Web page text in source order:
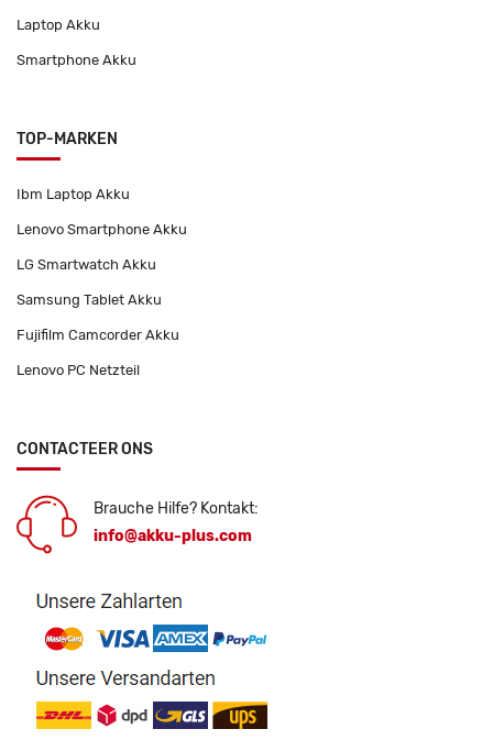
Laptop Akku
Smartphone Akku
TOP-MARKEN
Ibm Laptop Akku
Lenovo Smartphone Akku
LG Smartwatch Akku
Samsung Tablet Akku
Fujifilm Camcorder Akku
Lenovo PC Netzteil
CONTACTEER ONS
Brauche Hilfe? Kontakt:
info@akku-plus.com